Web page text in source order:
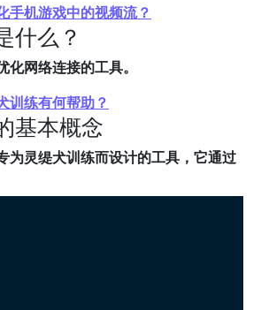
手机游戏中的视频流？
什么？
化网络连接的工具。
训练有何帮助？
基本概念
为灵缇犬训练而设计的工具，它通过